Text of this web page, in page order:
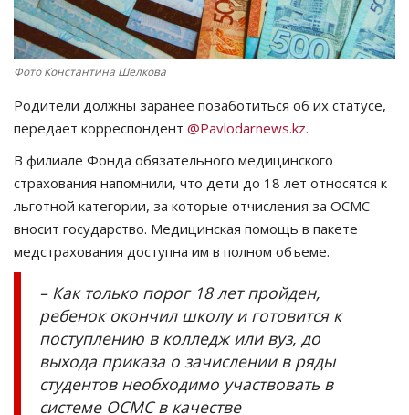
РАЗВЛЕЧЕНИЯ
OFFICIAL
Курултай
Язык
Қазақша Русский
Фото Константина Шелкова
Родители должны заранее позаботиться об их статусе,
передает корреспондент @Pavlodarnews.kz.
В филиале Фонда обязательного медицинского
страхования напомнили, что дети до 18 лет относятся к
льготной категории, за которые отчисления за ОСМС
вносит государство. Медицинская помощь в пакете
медстрахования доступна им в полном объеме.
– Как только порог 18 лет пройден,
ребенок окончил школу и готовится к
поступлению в колледж или вуз, до
выхода приказа о зачислении в ряды
студентов необходимо участвовать в
системе ОСМС в качестве